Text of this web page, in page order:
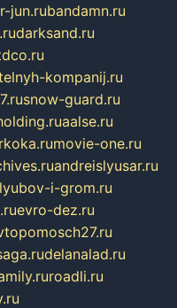
jun.rubandamn.ru
darksand.ru
kompanij.ru
snow-guard.ru
aalse.ru
movie-one.ru
andreislyusar.ru
i-grom.ru
evro-dez.ru
delanalad.ru
roadli.ru